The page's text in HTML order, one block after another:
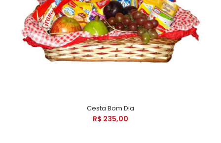
Cesta Bom Dia
R$ 235,00